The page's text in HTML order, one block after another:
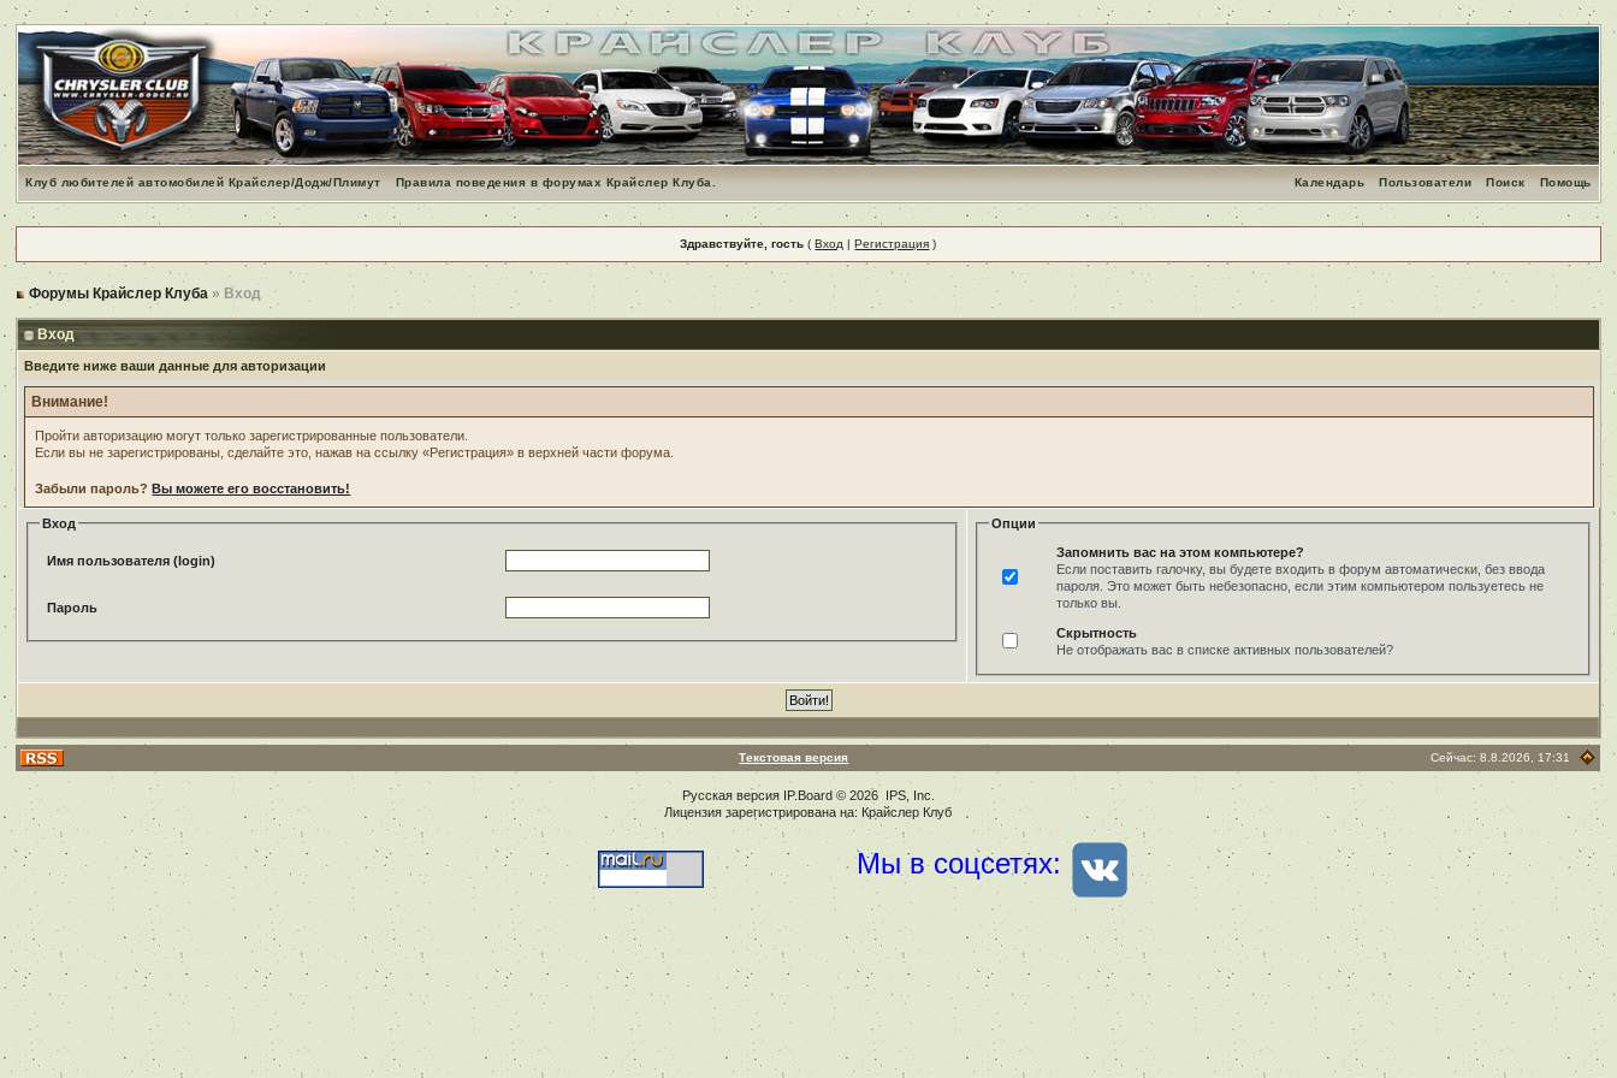
Клуб любителей автомобилей Крайслер/Додж/Плимут Правила поведения в форумах Крайслер Клуба. Помощь
Поиск
Пользователи
Календарь
Здравствуйте, гость (Вход |Регистрация )
Форумы Крайслер Клуба » Вход
Вход
Введите ниже ваши данные для авторизации
Внимание!
Пройти авторизацию могут только зарегистрированные пользователи.
Если вы не зарегистрированы, сделайте это, нажав на ссылку «Регистрация» в верхней части форума.
Забыли пароль?Вы можете его восстановить!
Вход
Имя пользователя (login)
Пароль
Опции
Запомнить вас на этом компьютере?
Если поставить галочку, вы будете входить в форум автоматически, без ввода
пароля. Это может быть небезопасно, если этим компьютером пользуетесь не
только вы.
Скрытность
Не отображать вас в списке активных пользователей?
Текстовая версия Сейчас: 8.8.2026, 17:31
Русская версия IP.Board© 2026 IPS, Inc
Лицензия зарегистрирована на: Крайслер Клуб
Мы в соцсетях: